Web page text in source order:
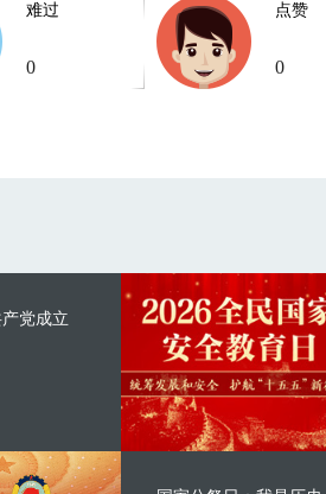
难过
0
点赞
0
党成立